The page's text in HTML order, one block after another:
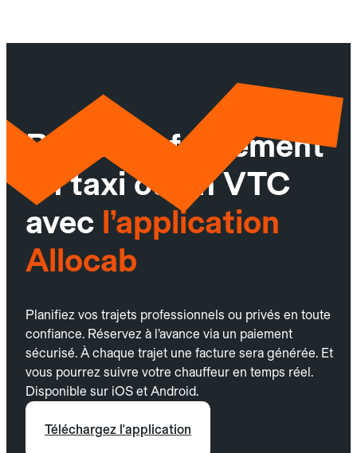
Réservez facilement
un taxi ou un VTC
avec l’application
Allocab
Planifiez vos trajets professionnels ou privés en toute
confiance. Réservez à l’avance via un paiement
sécurisé. À chaque trajet une facture sera générée. Et
vous pourrez suivre votre chauffeur en temps réel.
Disponible sur iOS et Android.
Téléchargez l'application